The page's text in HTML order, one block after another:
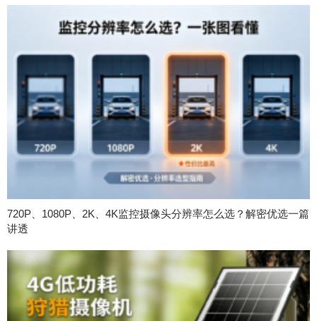
720P、1080P、2K、4K监控摄像头分辨率怎么选？解密优选一篇
讲透